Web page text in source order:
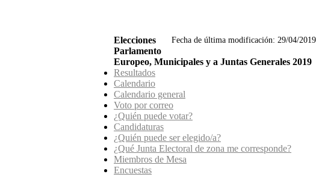
Fecha de última modificación: 29/04/2019
Elecciones
Parlamento
Europeo, Municipales y a Juntas Generales 2019
Resultados
Calendario
Calendario general
Voto por correo
¿Quién puede votar?
Candidaturas
¿Quién puede ser elegido/a?
¿Qué Junta Electoral de zona me corresponde?
Miembros de Mesa
Encuestas